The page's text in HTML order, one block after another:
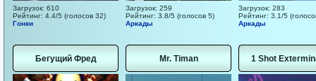
Загрузок: 610
Рейтинг: 4.4/5 (голосов 32)
Гонки
Загрузок: 259
Рейтинг: 3.8/5 (голосов 5)
Аркады
Загрузок: 283
Рейтинг: 3.1/5
Аркады
Бегущий Фред Mr. Timan 1 Shot